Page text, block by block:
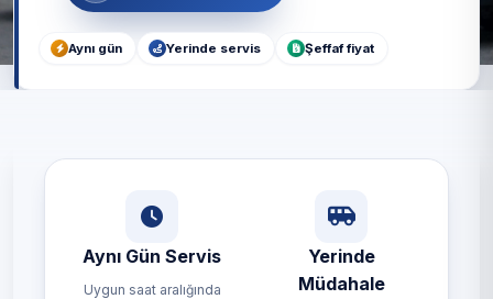
Aynı gün Yerinde servis Şeffaf fiyat
Aynı Gün Servis
Uygun saat aralığında
Yerinde
Müdahale